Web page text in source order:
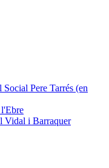
Pere Tarrés (en
Vidal i Barraquer